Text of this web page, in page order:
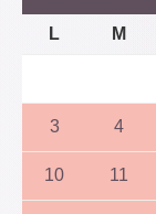
L M
3 4
10 11